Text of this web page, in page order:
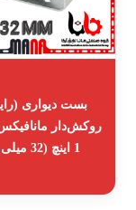
بست دیواری
روکش‌دار
1 اینچ (32 میلی‌متر)